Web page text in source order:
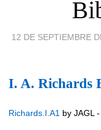
12 DE SEPTIEMBRE
I. A. Richards
Richards.I.A1 by JAGL